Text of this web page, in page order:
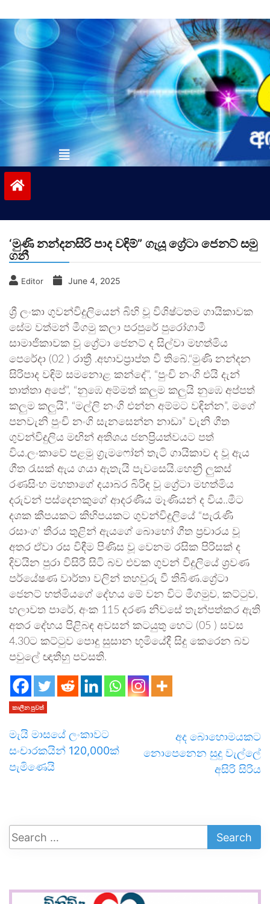
to
contentvinivida.lk
‘මුණි නන්දනසිරි පාද වඳිම්” ගැයූ ග්‍රේටා ජෙනට් සමු
ගනී
Editor June 4, 2025
ශ්‍රී ලංකා ගුවන්විදුලියෙන් බිහි වූ විශිෂ්ටතම ගායිකාවක
සේම වත්මන් මීගමු කලා පරපුරේ පුරෝගාමී
සාමාජිකාවක වූ ග්‍රේටා ජෙනට් ද සිල්වා මහත්මිය
පෙරේදා (02 ) රාත්‍රී .අභාවප්‍රාප්ත වී තිබේ.“මුණි නන්දන
සිරිපාද වඳිම් සමනොළ කන්දේ”, “පුංචි නංගි එයි දැන්
තාත්තා අපේ”, “නුඹෙ අම්මත් කලුම කලුයි නුඹෙ අප්පත්
කලුම කලුයි”, “මල්ලි නංගි එන්න අම්මට වඳින්න”, මගේ
පනවැනි පුංචි නංගි සැනසෙන්න නාඩා” වැනි ගීත
ගුවන්විදුලිය මඟින් අතිශය ජනප්‍රියත්වයට පත්
විය.ලංකාවේ පළමු ග්‍රැමෆෝන් තැටි ගායිකාව ද වූ ඇය
ගීත රැසක් ඇය ගයා ඇතැයි පැවසෙයි.හෙන්‍රි ලුකස්
රණසිංහ මහතාගේ දයාබර බිරිඳ වූ ග්‍රේටා මහත්මිය
දරුවන් පස්දෙනකුගේ ආදරණීය මෑණියන් ද විය..මීට
දශක කීපයකට කිහිපයකට ගුවන්විදුලියේ “පැරැණි
රසාංග’ තීරය තුළින් ඇයගේ බොහෝ ගීත ප්‍රචාරය වූ
අතර ඒවා රස විඳීම පිණිස වූ වෙනම රසික පිරිසක් ද
දිවයින පුරා විසිරී සිටි බව එවක ගුවන් විදුලියේ ශ්‍රවණ
පර්යේෂණ වාර්තා වලින් තහවුරු වී තිබිණ.ග්‍රේටා
ජෙනට් හත්මියගේ දේහය මේ වන විට මීගමුව, කට්ටුව,
හලාවත පාරේ, අංක 115 දරණ නිවසේ තැන්පත්කර ඇති
අතර දේහය පිළිබඳ අවසන් කටයුතු හෙට (05 ) සවස
4.30ට කට්ටුව පොදු සුසාන භූමියේදී සිදු කෙරෙන බව
පවුලේ ඥාතීහු පවසති.
කාලීන පුවත්
මැයි මාසයේ ලංකාවට
සංචාරකයින් 120,000ක්
පැමිණෙයි
අද බොහොමයකට
නොපෙනෙන සුදු වැල්ලේ
අසිරි සිරිය